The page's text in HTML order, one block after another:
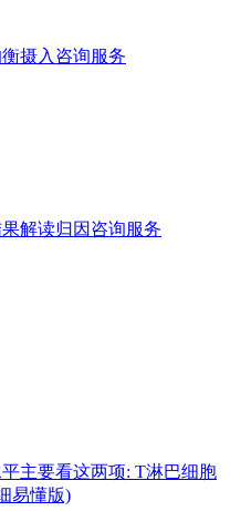
摄入咨询服务
解读归因咨询服务
主要看这两项: T淋巴细胞
易懂版)